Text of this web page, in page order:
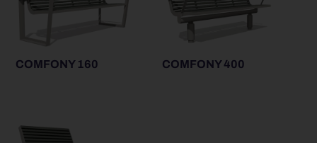
COMFONY 160 COMFONY 400